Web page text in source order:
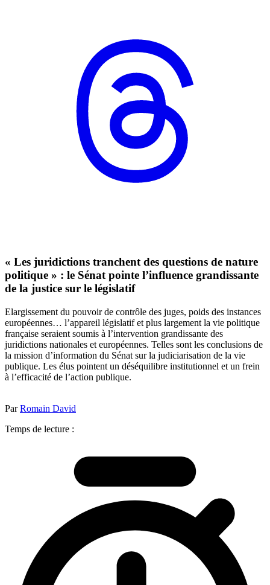
« Les juridictions tranchent des questions de nature
politique » : le Sénat pointe l’influence grandissante
de la justice sur le législatif
Elargissement du pouvoir de contrôle des juges, poids des instances
européennes… l’appareil législatif et plus largement la vie politique
française seraient soumis à l’intervention grandissante des
juridictions nationales et européennes. Telles sont les conclusions de
la mission d’information du Sénat sur la judiciarisation de la vie
publique. Les élus pointent un déséquilibre institutionnel et un frein
à l’efficacité de l’action publique.
ParRomain David
Temps de lecture :